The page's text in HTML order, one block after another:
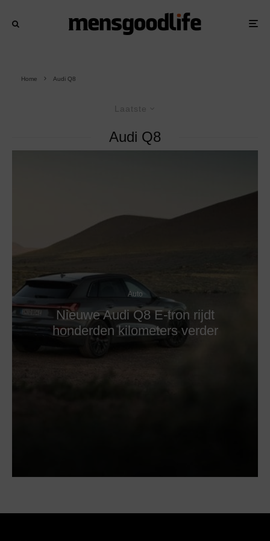
Home Audi Q8
Laatste
Audi Q8
Auto
Nieuwe Audi Q8 E-tron rijdt
honderden kilometers verder